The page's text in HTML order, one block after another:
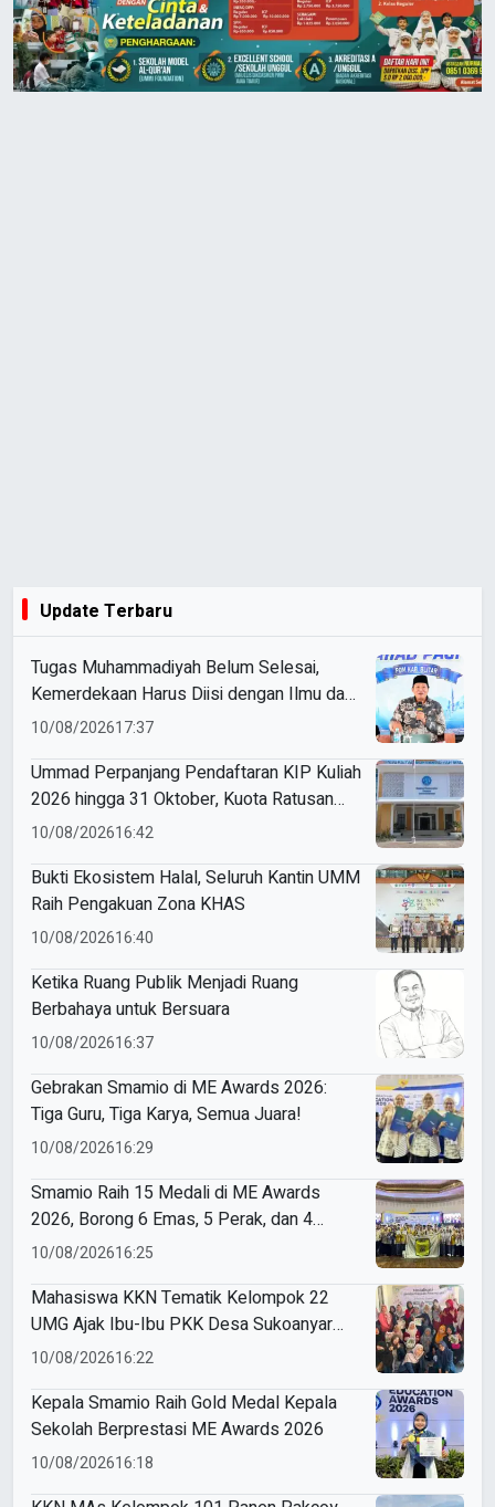
Update Terbaru
Tugas Muhammadiyah Belum Selesai,
Kemerdekaan Harus Diisi dengan Ilmu dan
Amal
10/08/202617:37
Ummad Perpanjang Pendaftaran KIP Kuliah
2026 hingga 31 Oktober, Kuota Ratusan
Menanti
10/08/202616:42
Bukti Ekosistem Halal, Seluruh Kantin UMM
Raih Pengakuan Zona KHAS
10/08/202616:40
Ketika Ruang Publik Menjadi Ruang
Berbahaya untuk Bersuara
10/08/202616:37
Gebrakan Smamio di ME Awards 2026:
Tiga Guru, Tiga Karya, Semua Juara!
10/08/202616:29
Smamio Raih 15 Medali di ME Awards
2026, Borong 6 Emas, 5 Perak, dan 4
Perunggu
10/08/202616:25
Mahasiswa KKN Tematik Kelompok 22
UMG Ajak Ibu-Ibu PKK Desa Sukoanyar
Berkreasi dengan Ecoprint
10/08/202616:22
Kepala Smamio Raih Gold Medal Kepala
Sekolah Berprestasi ME Awards 2026
10/08/202616:18